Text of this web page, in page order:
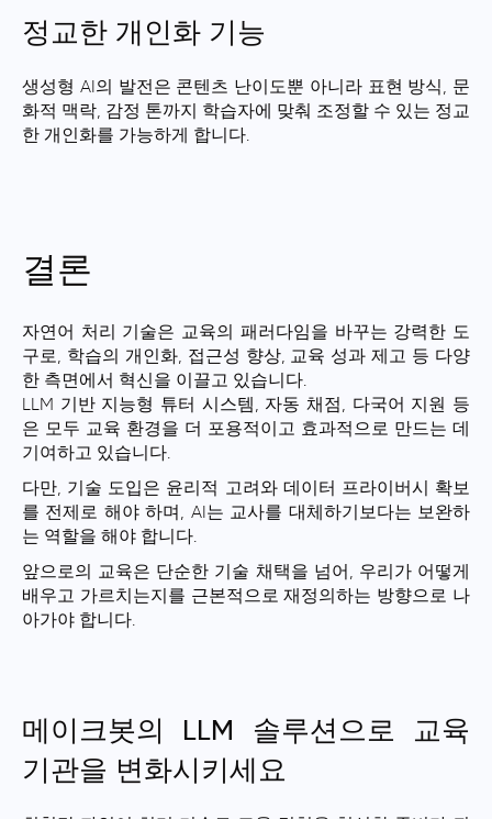
정교한 개인화 기능
생성형 AI의 발전은 콘텐츠 난이도뿐 아니라 표현 방식, 문
화적 맥락, 감정 톤까지 학습자에 맞춰 조정할 수 있는 정교
한 개인화를 가능하게 합니다.
결론
자연어 처리 기술은 교육의 패러다임을 바꾸는 강력한 도
구로, 학습의 개인화, 접근성 향상, 교육 성과 제고 등 다양
한 측면에서 혁신을 이끌고 있습니다.
LLM 기반 지능형 튜터 시스템, 자동 채점, 다국어 지원 등
은 모두 교육 환경을 더 포용적이고 효과적으로 만드는 데
기여하고 있습니다.
다만, 기술 도입은 윤리적 고려와 데이터 프라이버시 확보
를 전제로 해야 하며, AI는 교사를 대체하기보다는 보완하
는 역할을 해야 합니다.
앞으로의 교육은 단순한 기술 채택을 넘어, 우리가 어떻게
배우고 가르치는지를 근본적으로 재정의하는 방향으로 나
아가야 합니다.
메이크봇의 LLM 솔루션으로 교육
기관을 변화시키세요